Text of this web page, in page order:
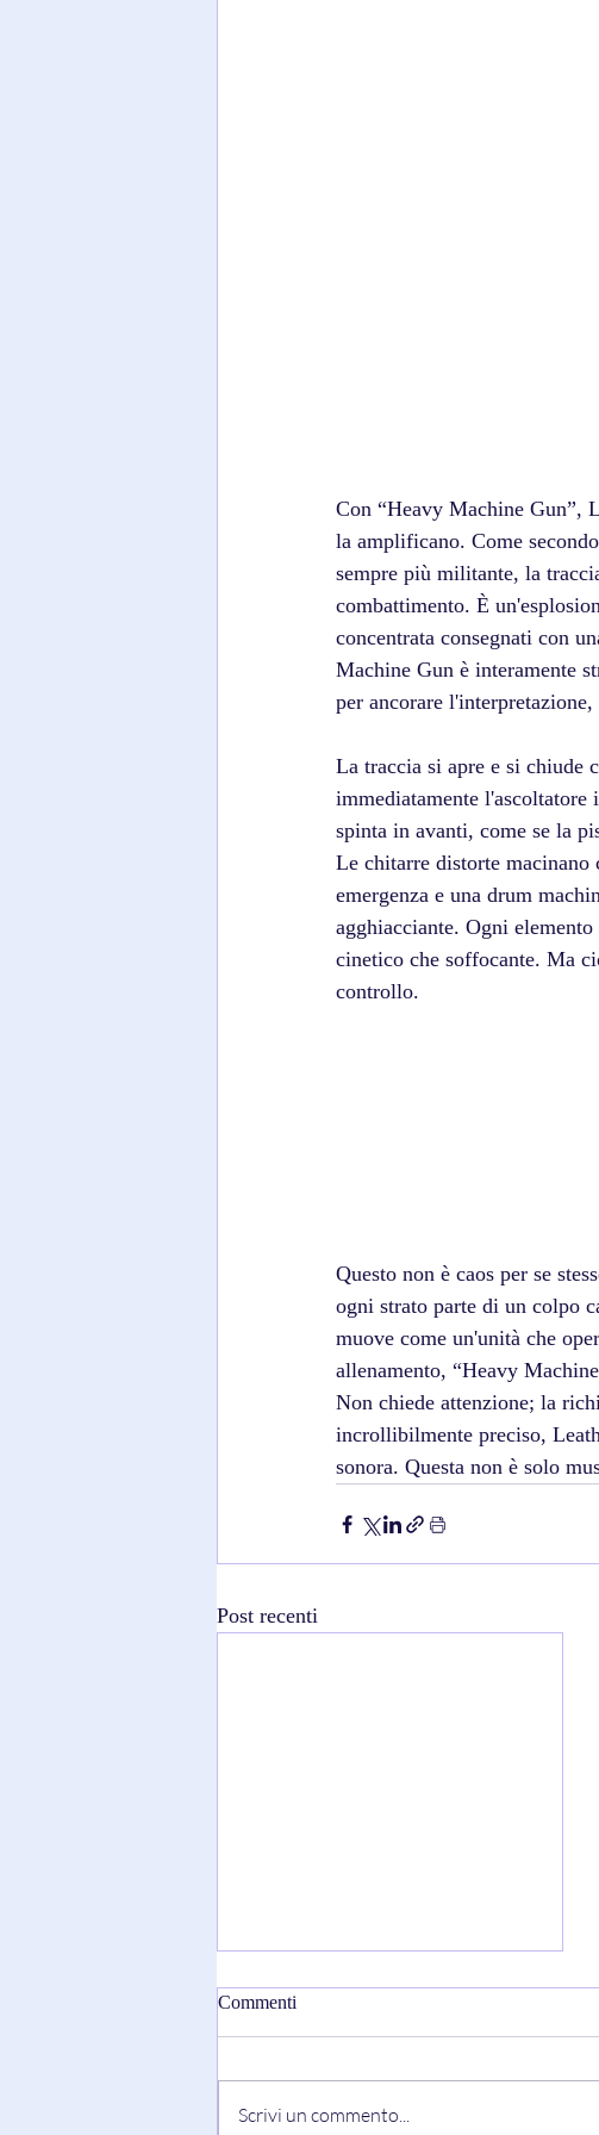
Con “Heavy Machine Gun”,
la amplificano. Come
sempre più militante, la
combattimento. È
concentrata consegnati con
Machine Gun è interamente
per ancorare
La traccia si apre e si chiude
immediatamente
spinta in avanti, come se la
Le chitarre distorte
emergenza e una drum
agghiacciante. Ogni
cinetico che soffocante. Ma
controllo.
Questo non è caos per se
ogni strato parte di un colpo
muove come un'unità che
allenamento, “Heavy
Non chiede attenzione; la
incrollibilmente preciso,
sonora. Questa non è solo
Post recenti
Commenti
Scrivi un commento...